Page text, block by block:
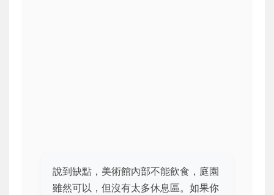
說到缺點，美術館內部不能飲食，庭園
雖然可以，但沒有太多休息區。如果你